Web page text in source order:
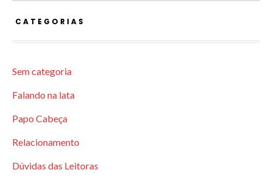
CATEGORIAS
Sem categoria
Falando na lata
Papo Cabeça
Relacionamento
Dúvidas das Leitoras